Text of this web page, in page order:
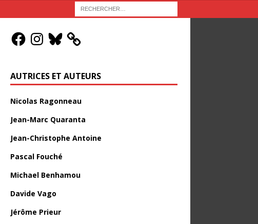
AUTRICES ET AUTEURS
Nicolas Ragonneau
Jean-Marc Quaranta
Jean-Christophe Antoine
Pascal Fouché
Michael Benhamou
Davide Vago
Jérôme Prieur